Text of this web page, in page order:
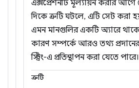
এক্সপ্রেশনটি মূল্যায়ন করার
দিকে ত্রুটি ঘটলে, এটি সেট করা
এমন মানগুলির একটি অ্যারে থাকে
কারণ সম্পর্কে আরও তথ্য
স্ট্রিং-এ প্রতিস্থাপন করা যেতে পারে।
ত্রুটি